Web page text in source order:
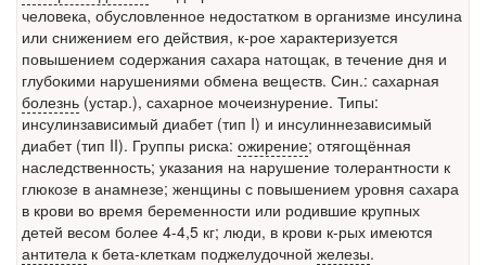
Местная анестезия развивает кардиотоксичность
Федеральная служба по
надзору в сфере
здравоохранения озвучила
тревожную статистику. Она
касаются увеличения риска
острой кардиотоксичности и
роста сопутствующих
осложнений от...
человека, обусловленное недостатком в организме инсулина
или снижением его действия, к-рое характеризуется
повышением содержания сахара натощак, в течение дня и
глубокими нарушениями обмена веществ. Син.: сахарная
болезнь (устар.), сахарное мочеизнурение. Типы:
инсулинзависимый диабет (тип I) и инсулиннезависимый
диабет (тип II). Группы риска: ожирение; отягощённая
наследственность; указания на нарушение толерантности к
глюкозе в анамнезе; женщины с повышением уровня сахара
в крови во время беременности или родившие крупных
детей весом более 4-4,5 кг; люди, в крови к-рых имеются
антитела к бета-клеткам поджелудочной железы.